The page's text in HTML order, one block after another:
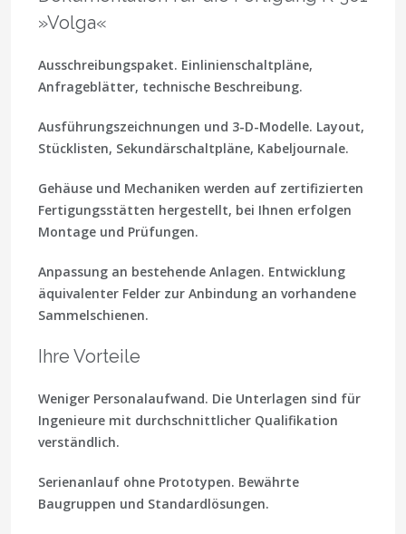
»Volga«
Ausschreibungspaket. Einlinienschaltpläne,
Anfrageblätter, technische Beschreibung.
Ausführungszeichnungen und 3-D-Modelle. Layout,
Stücklisten, Sekundärschaltpläne, Kabeljournale.
Gehäuse und Mechaniken werden auf zertifizierten
Fertigungsstätten hergestellt, bei Ihnen erfolgen
Montage und Prüfungen.
Anpassung an bestehende Anlagen. Entwicklung
äquivalenter Felder zur Anbindung an vorhandene
Sammelschienen.
Ihre Vorteile
Weniger Personalaufwand. Die Unterlagen sind für
Ingenieure mit durchschnittlicher Qualifikation
verständlich.
Serienanlauf ohne Prototypen. Bewährte
Baugruppen und Standardlösungen.